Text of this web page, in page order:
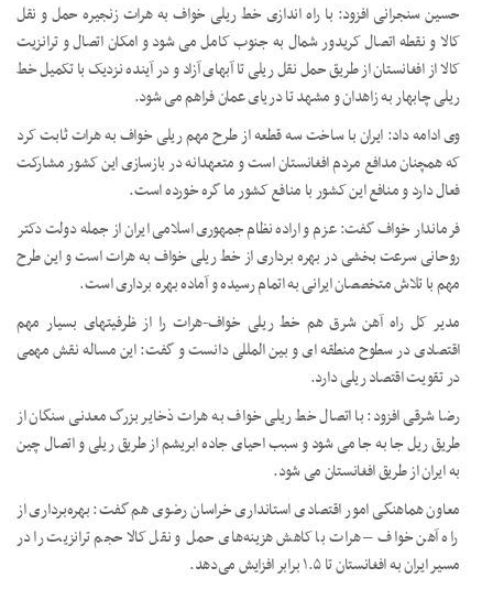
حسین سنجرانی افزود: با راه اندازی خط ریلی خواف به هرات زنجیره حمل و نقل
کالا و نقطه اتصال کریدور شمال به جنوب کامل می شود و امکان اتصال و ترانزیت
کالا از افغانستان از طریق حمل نقل ریلی تا آبهای آزاد و در آینده نزدیک با تکمیل خط
ریلی چابهار به زاهدان و مشهد تا دریای عمان فراهم می شود.
وی ادامه داد: ایران با ساخت سه قطعه از طرح مهم ریلی خواف به هرات ثابت کرد
که همچنان مدافع مردم افغانستان است و متعهدانه در بازسازی این کشور مشارکت
فعال دارد و منافع این کشور با منافع کشور ما گره خورده است.
فرماندار خواف گفت: عزم و اراده نظام جمهوری اسلامی ایران از جمله دولت دکتر
روحانی سرعت بخشی در بهره برداری از خط ریلی خواف به هرات است و این طرح
مهم با تلاش متخصصان ایرانی به اتمام رسیده و آماده بهره برداری است.
مدیر کل راه آهن شرق هم خط ریلی خواف-هرات را از ظرفیتهای بسیار مهم
اقتصادی در سطوح منطقه ای و بین المللی دانست و گفت: این مساله نقش مهمی
در تقویت اقتصاد ریلی دارد.
رضا شرقی افزود: با اتصال خط ریلی خواف به هرات ذخایر بزرگ معدنی سنگان از
طریق ریل جا به جا می شود و سبب احیای جاده ابریشم از طریق ریلی و اتصال چین
به ایران از طریق افغانستان می شود.
معاون هماهنگی امور اقتصادی استانداری خراسان رضوی هم گفت: بهره‌برداری از
راه آهن خواف – هرات با کاهش هزینه‌های حمل و نقل کالا حجم ترانزیت را در
مسیر ایران به افغانستان تا ۱.۵ برابر افزایش می‌دهد.